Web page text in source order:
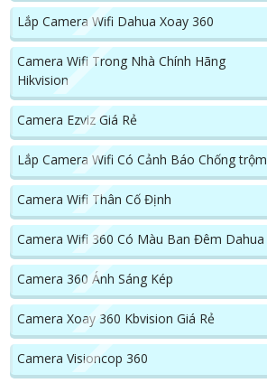
Lắp Camera Wifi Dahua Xoay 360
Camera Wifi Trong Nhà Chính Hãng
Hikvision
Camera Ezviz Giá Rẻ
Lắp Camera Wifi Có Cảnh Báo Chống trộm
Camera Wifi Thân Cố Định
Camera Wifi 360 Có Màu Ban Đêm Dahua
Camera 360 Ánh Sáng Kép
Camera Xoay 360 Kbvision Giá Rẻ
Camera Visioncop 360